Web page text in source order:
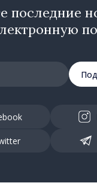
последние